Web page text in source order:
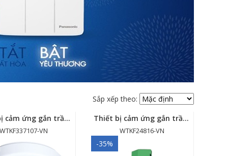
Sắp xếp theo:
Thiết bị cảm ứng gắn trần - cảm biến góc rộng (loại nổi) - WTKF337107-VN
WTKF337107-VN
Thiết bị cảm ứng gắn trần (loại âm trần, cụm sensor chính) - WTKF24816-VN
WTKF24816-VN
-35%